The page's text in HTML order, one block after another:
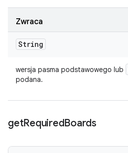
Zwraca
String
wersja pasma podstawowego lub
podana.
getRequiredBoards